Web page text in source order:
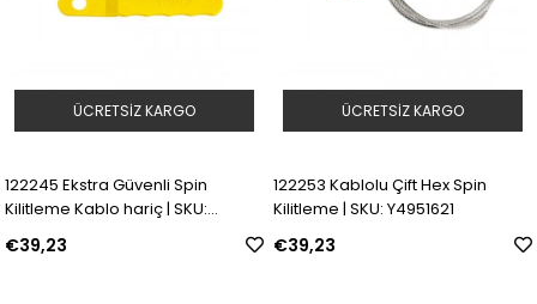
122245 Ekstra Güvenli Spin
Kilitleme Kablo hariç | SKU:
Y4951188
€39,23
ÜCRETSIZ KARGO
122253 Kablolu Çift Hex Spin
Kilitleme | SKU: Y4951621
€39,23
ÜCRETSIZ KARGO